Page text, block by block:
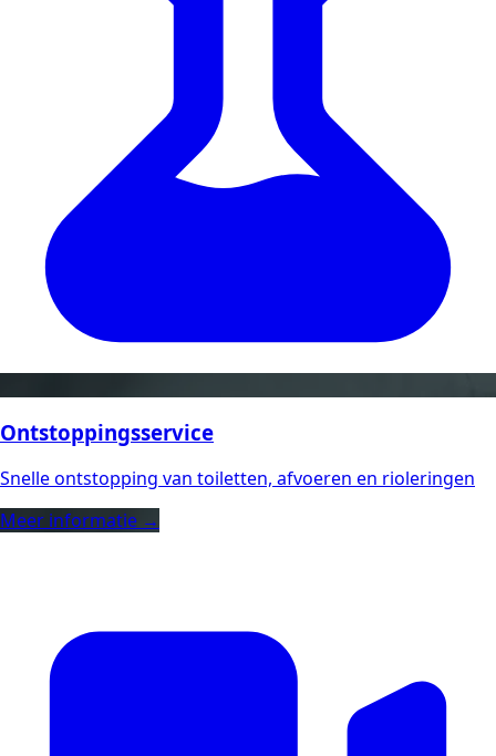
Ontstoppingsservice
Snelle ontstopping van toiletten, afvoeren en rioleringen
Meer informatie →